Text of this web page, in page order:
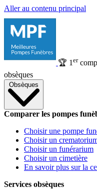
Aller au contenu principal
🏆 1 er
obsèques
Obsèques
Comparer les pompes
Choisir une pompe
Choisir un
Choisir un funérarium
Choisir un cimetière
En savoir plus sur la
Services obsèques